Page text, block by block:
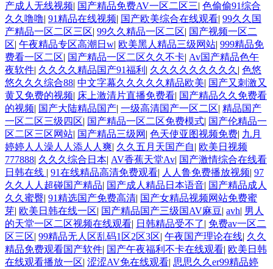
产成人无线视频| 国产精品免费AV一区二区三| 色偷偷91综合
久久噜噜| 91精品在线视频| 国产欧美综合在线观看| 99久久国
产精品一区二区三区| 99久久精品一区二区| 国产视频一区二
区| 午夜精品专区高潮日w| 欧美黑人精品三级网站| 999精品免
费看一区二区| 国产精品一区二区久久不卡| Av国产精品色午
夜软件| 久久久久精品国产91福利 | 久久久久久久久久久 | 色悠
悠久久久综合88| 中文字幕久久久久久精品欧美| 国产又刺激又
黄又免费的视频| 床上激清片直播免费看| 国产精品久久免费看
的视频| 国产大陆精品国产| 一级高清国产一区二区| 精品国产
一区二区三级四区| 国产精品一区二区免费模式| 国产伦精品一
区二区三区网站| 国产精品三级网 | 色天使亚图视频免费| 九月
婷婷人人澡人人添人人爽| 久久五月天国产自| 欧美日视频
777888| 久久久综合日本| AV香蕉天堂Av| 国产激情综合在线看
日韩在线 | 91在线精品高清免费观看| 人人鲁免费播放视频| 97
久久人人超碰国产精品| 国产成人精品日本语音| 国产精品成人
久久蜜臀| 91精选国产免费高清| 国产女精品视频网站免费蜜
芽| 欧美日韩在线一区| 国产精品国产三级国AV麻豆| avh| 男人
的天堂一区二区视频在线观看| 日韩精品受不了| 免费av一区二
区三区| 99精品无人区乱码1区2区3区| 午夜国产理论在线| 久久
精品免费观看国产软件| 国产午夜福利不卡在线观看| 欧美日韩
在线观看播放一区| 涩涩AV免在线观看| 思思久久er99精品婷